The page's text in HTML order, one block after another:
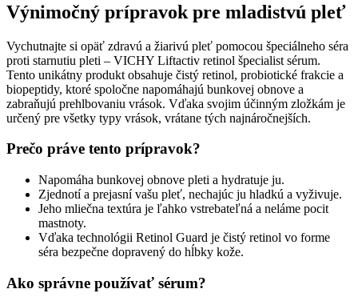
Výnimočný prípravok pre mladistvú pleť
Vychutnajte si opäť zdravú a žiarivú pleť pomocou špeciálneho séra
proti starnutiu pleti – VICHY Liftactiv retinol špecialist sérum.
Tento unikátny produkt obsahuje čistý retinol, probiotické frakcie a
biopeptidy, ktoré spoločne napomáhajú bunkovej obnove a
zabraňujú prehlbovaniu vrások. Vďaka svojim účinným zložkám je
určený pre všetky typy vrások, vrátane tých najnáročnejších.
Prečo práve tento prípravok?
Napomáha bunkovej obnove pleti a hydratuje ju.
Zjednotí a prejasní vašu pleť, nechajúc ju hladkú a vyživuje.
Jeho mliečna textúra je ľahko vstrebateľná a neláme pocit
mastnoty.
Vďaka technológii Retinol Guard je čistý retinol vo forme
séra bezpečne dopravený do hĺbky kože.
Ako správne používať sérum?